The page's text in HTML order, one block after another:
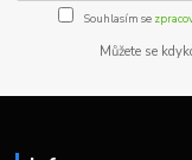
Souhlasím se
Můžete se